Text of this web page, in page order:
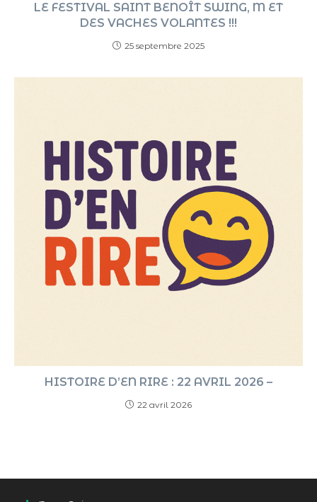
LE FESTIVAL SAINT BENOÎT SWING, M ET
DES VACHES VOLANTES !!!
25 septembre 2025
HISTOIRE D’EN RIRE : 22 AVRIL 2026 –
22 avril 2026